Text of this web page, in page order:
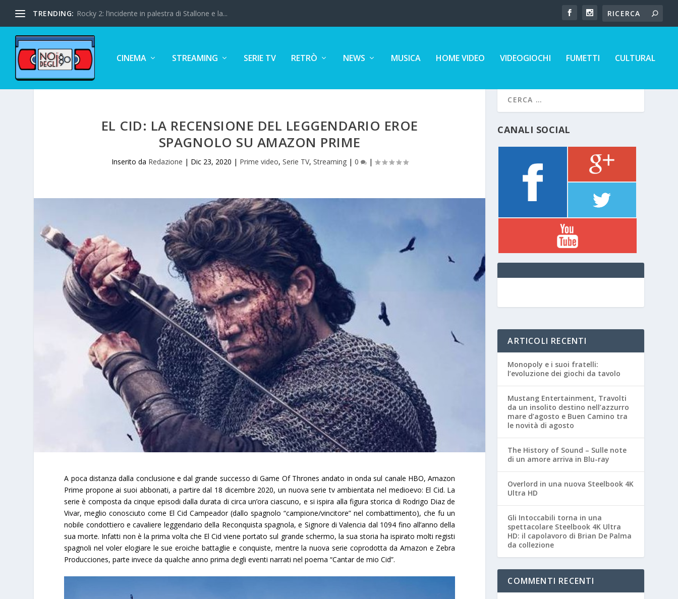
TRENDING: Rocky 2: l’incidente in palestra di Stallone e la...
CINEMA STREAMING SERIE TV RETRÒ NEWS MUSICA HOME VIDEO VIDEOGIOCHI FUMETTI CULTURAL
EL CID: LA RECENSIONE DEL LEGGENDARIO EROE
SPAGNOLO SU AMAZON PRIME
Inserito da Redazione | Dic 23, 2020 | Prime video, Serie TV, Streaming| 0 |
A poca distanza dalla conclusione e dal grande successo di Game Of Thrones andato in onda sul canale HBO,Amazon
Prime propone ai suoi abbonati, a partire dal 18 dicembre 2020, un nuova serie tv ambientata nel medioevo: El Cid. La
serie è composta dacinque episodi dalla durata di circa un’ora ciascuno, e si ispira alla figura storica di Rodrigo Diaz de
Vivar, meglio conosciuto come El Cid Campeador(dallo spagnolo “campione/vincitore” nel combattimento), che fu un
nobile condottiero e cavaliere leggendario della Reconquista spagnola, e Signore di Valencia dal 1094 fino all’anno della
sua morte. Infatti non è la prima volta che El Cid viene portato sul grande schermo, la sua storia ha ispirato molti registi
spagnoli nel voler elogiare le sue eroiche battaglie e conquiste, mentre la nuova serie coprodotta da Amazon e Zebra
Producciones, parte invece da qualche anno prima degli eventi narrati nel poema “Cantar de mio Cid”.
CANALI SOCIAL
ARTICOLI RECENTI
Monopoly e i suoi fratelli:
l’evoluzione dei giochi da tavolo
Mustang Entertainment, Travolti
da un insolito destino nell’azzurro
mare d’agosto e Buen Camino tra
le novità di agosto
The History of Sound – Sulle note
di un amore arriva in Blu-ray
Overlord in una nuova Steelbook 4K
Ultra HD
Gli Intoccabili torna in una
spettacolare Steelbook 4K Ultra
HD: il capolavoro di Brian De Palma
da collezione
COMMENTI RECENTI